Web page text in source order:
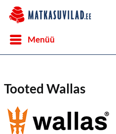
Menüü
Tooted Wallas